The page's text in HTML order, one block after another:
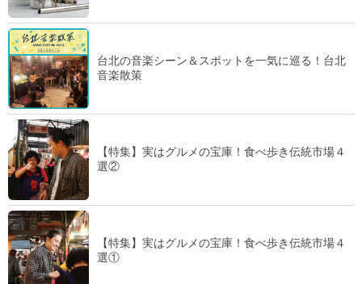
台北の音楽シーン＆スポットを一気に巡る！台北
音楽散策
【特集】実はグルメの宝庫！食べ歩き伝統市場４
選②
【特集】実はグルメの宝庫！食べ歩き伝統市場４
選①